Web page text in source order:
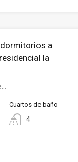
a
la
Cuartos de baño
4